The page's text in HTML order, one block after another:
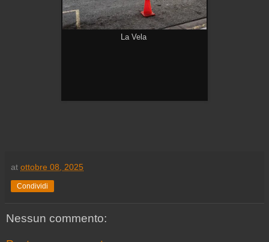
La Vela
at ottobre 08, 2025
Condividi
Nessun commento: